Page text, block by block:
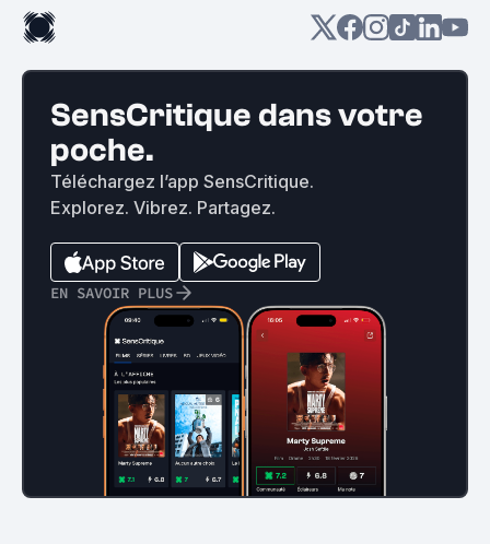
SensCritique dans votre
poche.
Téléchargez l’app SensCritique.
Explorez. Vibrez. Partagez.
EN SAVOIR PLUS